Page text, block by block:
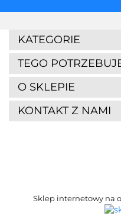
KATEGORIE
TEGO
O SKLEPIE
KONTAKT Z NAMI
Sklep internetowy na